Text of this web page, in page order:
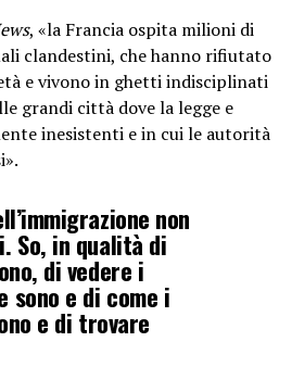
, «la Francia ospita milioni di
clandestini, che hanno rifiutato
e vivono in ghetti indisciplinati
grandi città dove la legge e
inesistenti e in cui le autorità
non
So, in qualità di
di vedere i
sono e di come i
e di trovare